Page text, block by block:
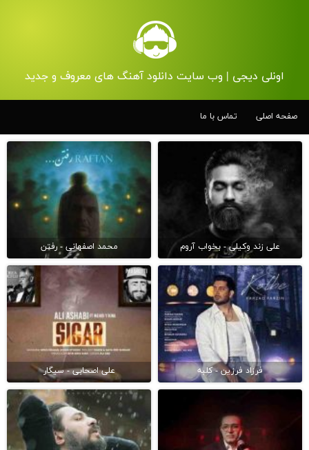
اونلی دیجی | وب سایت دانلود آهنگ های معروف و جدید
صفحه اصلی تماس با ما
علی زند وکیلی - بخواب آروم محمد اصفهانی - رفتن
فرزاد فرزین - کلبه علی اصحابی - سیگار